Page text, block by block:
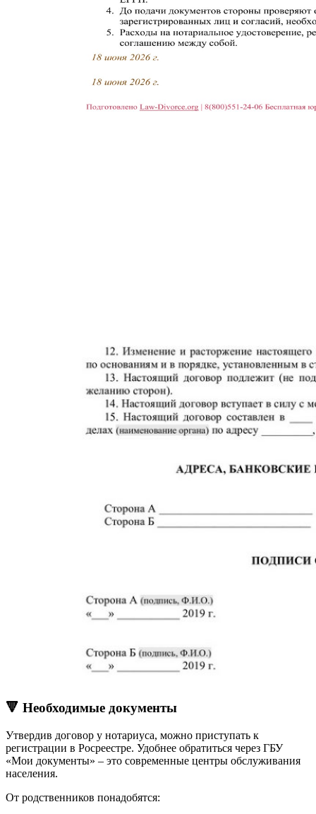
🔻 Необходимые документы
Утвердив договор у нотариуса, можно приступать к
регистрации в Росреестре. Удобнее обратиться через ГБУ
«Мои документы» – это современные центры обслуживания
населения.
От родственников понадобятся: